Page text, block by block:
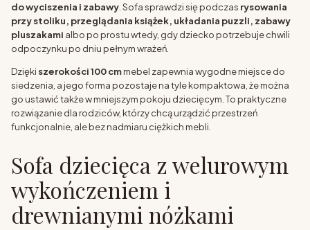
do wyciszenia i zabawy. Sofa sprawdzi się podczas rysowania
przy stoliku, przeglądania książek, układania puzzli, zabawy
pluszakami albo po prostu wtedy, gdy dziecko potrzebuje chwili
odpoczynku po dniu pełnym wrażeń.
Dzięki szerokości 100 cmmebel zapewnia wygodne miejsce do
siedzenia, a jego forma pozostaje na tyle kompaktowa, że można
go ustawić także w mniejszym pokoju dziecięcym. To praktyczne
rozwiązanie dla rodziców, którzy chcą urządzić przestrzeń
funkcjonalnie, ale bez nadmiaru ciężkich mebli.
Sofa dziecięca z welurowym
wykończeniem i
drewnianymi nóżkami